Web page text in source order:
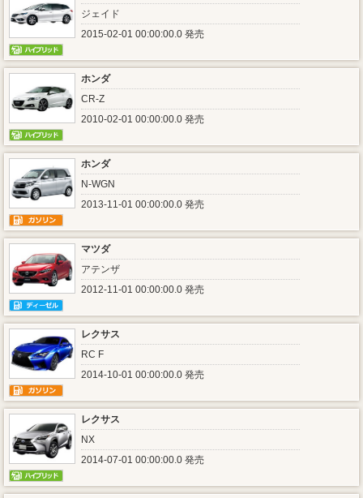
ジェイド
2015-02-01 00:00:00.0 発売
ホンダ
CR-Z
2010-02-01 00:00:00.0 発売
ホンダ
N-WGN
2013-11-01 00:00:00.0 発売
マツダ
アテンザ
2012-11-01 00:00:00.0 発売
レクサス
RC F
2014-10-01 00:00:00.0 発売
レクサス
NX
2014-07-01 00:00:00.0 発売